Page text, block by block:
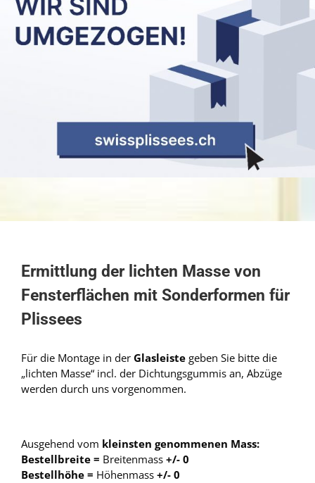
Ermittlung der lichten Masse von
Fensterflächen mit Sonderformen für
Plissees
Für die Montage in der Glasleiste geben Sie bitte die
„lichten Masse“ incl. der Dichtungsgummis an, Abzüge
werden durch uns vorgenommen.
Ausgehend vom kleinsten genommenen Mass:
Bestellbreite = Breitenmass +/- 0
Bestellhöhe = Höhenmass +/- 0